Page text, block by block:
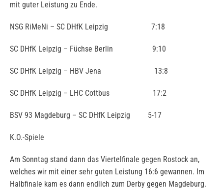
mit guter Leistung zu Ende.
NSG RiMeNi – SC DHfK Leipzig 7:18
SC DHfK Leipzig – Füchse Berlin 9:10
SC DHfK Leipzig – HBV Jena 13:8
SC DHfK Leipzig – LHC Cottbus 17:2
BSV 93 Magdeburg – SC DHfK Leipzig 5-17
K.O.-Spiele
Am Sonntag stand dann das Viertelfinale gegen Rostock an,
welches wir mit einer sehr guten Leistung 16:6 gewannen. Im
Halbfinale kam es dann endlich zum Derby gegen Magdeburg.